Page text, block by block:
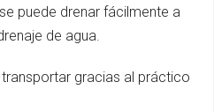
puede drenar fácilmente a
de agua.
gracias al práctico